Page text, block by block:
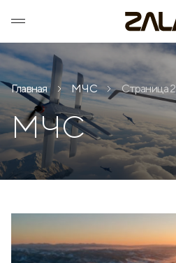
Главная МЧС Страница 2
МЧС